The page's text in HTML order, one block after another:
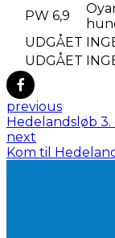
PW 6,9
UDGÅET
UDGÅET
previous
Hedelandsløb
next
Kom til